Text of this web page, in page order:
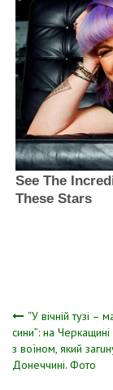
“У вiчнiй тyзi –
cини”: нa
з вoїнoм, який
Дoнeччинi. Фoтo